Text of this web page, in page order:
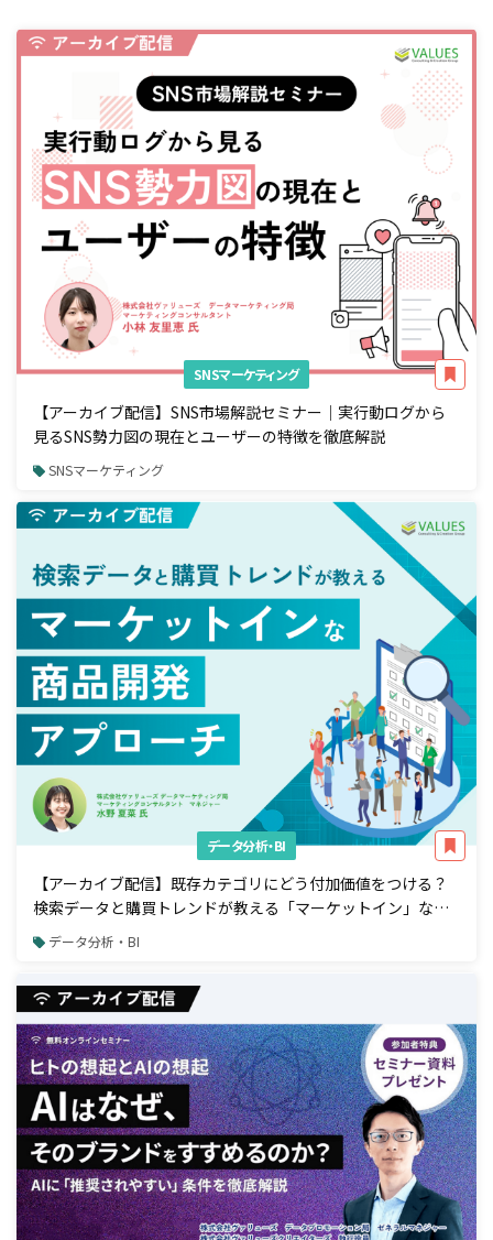
SNSマーケティング
【アーカイブ配信】SNS市場解説セミナー｜実行動ログから
見るSNS勢力図の現在とユーザーの特徴を徹底解説
SNSマーケティング
データ分析・BI
【アーカイブ配信】既存カテゴリにどう付加価値をつける？
検索データと購買トレンドが教える「マーケットイン」な商
品開発アプローチ
データ分析・BI